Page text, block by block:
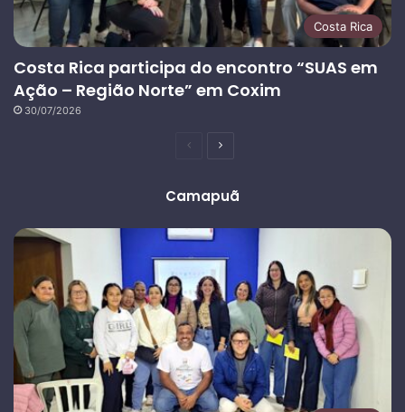
Costa Rica
Costa Rica participa do encontro “SUAS em
Ação – Região Norte” em Coxim
30/07/2026
PáginaPróxima
Camapuã